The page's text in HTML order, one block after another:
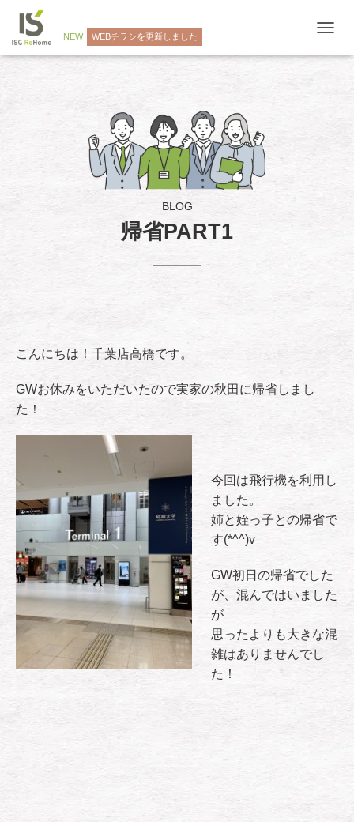
NEW WEBチラシを更新しました
ビ
帰省PART1
BLOG
こんにちは！千葉店高橋です。
GWお休みをいただいたので実家の秋田に帰省しまし
た！
今回は飛行機を利用し
ました。
姉と姪っ子との帰省で
す(*^^)v
GW初日の帰省でした
が、混んではいました
が
思ったよりも大きな混
雑はありませんでし
た！